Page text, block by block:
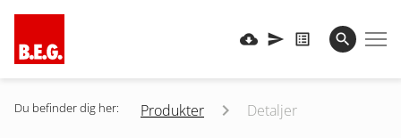
Du befinder dig her: Produkter Detaljer